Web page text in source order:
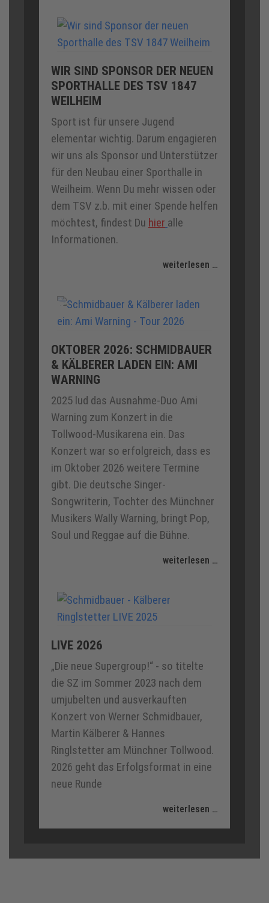
WIR SIND SPONSOR DER NEUEN
SPORTHALLE DES TSV 1847
WEILHEIM
Sport ist für unsere Jugend
elementar wichtig. Darum engagieren
wir uns als Sponsor und Unterstützer
für den Neubau einer Sporthalle in
Weilheim. Wenn Du mehr wissen oder
dem TSV z.b. mit einer Spende helfen
möchtest, findest Du hier alle
Informationen.
weiterlesen …
OKTOBER 2026: SCHMIDBAUER
& KÄLBERER LADEN EIN: AMI
WARNING
2025 lud das Ausnahme-Duo Ami
Warning zum Konzert in die
Tollwood-Musikarena ein. Das
Konzert war so erfolgreich, dass es
im Oktober 2026 weitere Termine
gibt. Die deutsche Singer-
Songwriterin, Tochter des Münchner
Musikers Wally Warning, bringt Pop,
Soul und Reggae auf die Bühne.
weiterlesen …
LIVE 2026
„Die neue Supergroup!“ - so titelte
die SZ im Sommer 2023 nach dem
umjubelten und ausverkauften
Konzert von Werner Schmidbauer,
Martin Kälberer & Hannes
Ringlstetter am Münchner Tollwood.
2026 geht das Erfolgsformat in eine
neue Runde
weiterlesen …